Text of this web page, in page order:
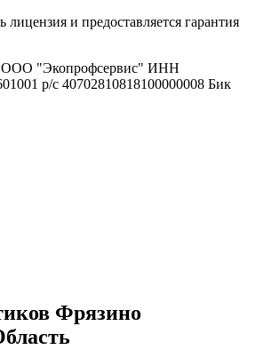
лицензия и предоставляется гарантия
"Экопрофсервис" ИНН
р/с 40702810818100000008 Бик
Фрязино